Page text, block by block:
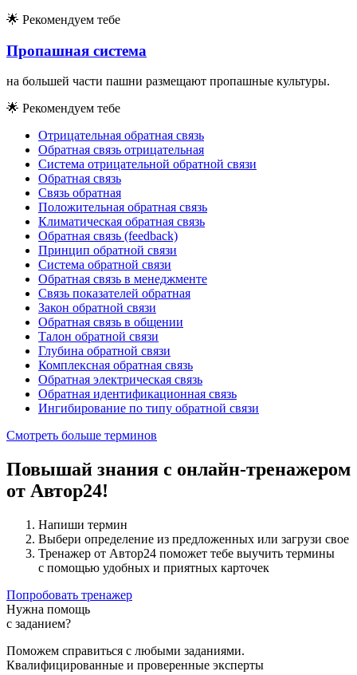
🌟 Рекомендуем тебе
Пропашная система
на большей части пашни размещают пропашные культуры.
🌟 Рекомендуем тебе
Отрицательная обратная связь
Обратная связь отрицательная
Система отрицательной обратной связи
Обратная связь
Связь обратная
Положительная обратная связь
Климатическая обратная связь
Обратная связь (feedback)
Принцип обратной связи
Система обратной связи
Обратная связь в менеджменте
Связь показателей обратная
Закон обратной связи
Обратная связь в общении
Талон обратной связи
Глубина обратной связи
Комплексная обратная связь
Обратная электрическая связь
Обратная идентификационная связь
Ингибирование по типу обратной связи
Смотреть больше терминов
Повышай знания с онлайн-тренажером
от Автор24!
Напиши термин
Выбери определение из предложенных или загрузи свое
Тренажер от Автор24 поможет тебе выучить термины
с помощью удобных и приятных карточек
Попробовать тренажер
Нужна помощь
с заданием?
Поможем справиться с любыми заданиями.
Квалифицированные и проверенные эксперты